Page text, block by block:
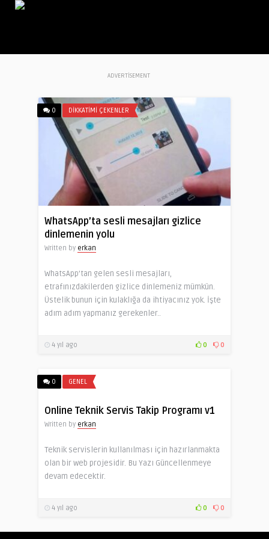
ADVERTISEMENT
0 DIKKATIMI ÇEKENLER
WhatsApp’ta sesli mesajları gizlice
dinlemenin yolu
Written by erkan
WhatsApp’tan gelen sesli mesajları,
etrafınızdakilerden gizlice dinlemeniz mümkün.
Üstelik bunun için kulaklığa da ihtiyacınız yok. İşte
adım adım yapmanız gerekenler..
4 yıl ago 0 0
0 GENEL
Online Teknik Servis Takip Programı v1
Written by erkan
Teknik servislerin kullanılması için hazırlanmakta
olan bir web projesidir. Bu Yazı Güncellenmeye
devam edecektir.
4 yıl ago 0 0